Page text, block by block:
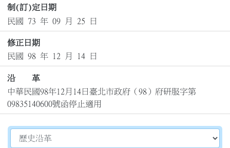
制(訂)定日期
民國 73 年 09 月 25 日
修正日期
民國 98 年 12 月 14 日
沿 革
中華民國98年12月14日臺北市政府（98）府研服字第
09835140600號函停止適用
切換選擇法規資訊內容